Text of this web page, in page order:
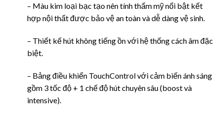
– Màu kim loại bạc tạo nên tính thẩm mỹ nổi bật kết
hợp nội thất được bảo vệ an toàn và dễ dàng vệ sinh.
– Thiết kế hút không tiếng ồn với hệ thống cách âm đặc
biệt.
– Bảng điều khiển TouchControl với cảm biến ánh sáng
gồm 3 tốc độ + 1 chế độ hút chuyên sâu (boost và
intensive).